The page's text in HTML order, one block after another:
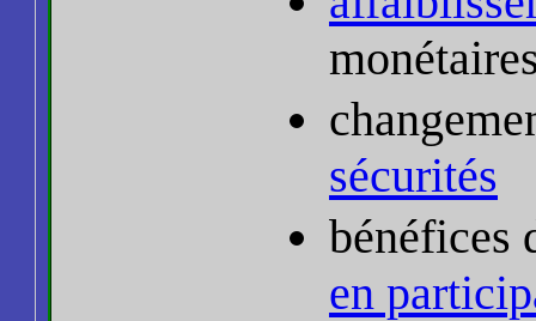
sécurités
bénéfices
en